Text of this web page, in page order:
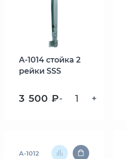
A-1014 стойка 2
рейки SSS
3 500 ₽- +
A-1012